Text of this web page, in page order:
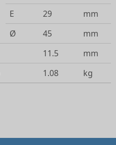
E
29
mm
Ø
45
mm
11.5
mm
1.08 kg